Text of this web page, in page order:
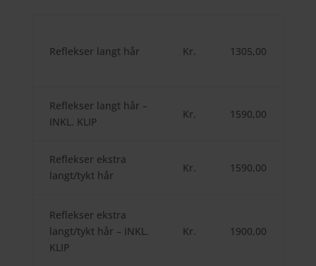
Reflekser langt hår Kr. 1305,00
Reflekser langt hår –
INKL. KLIP
Kr. 1590,00
Reflekser ekstra
langt/tykt hår
Kr. 1590,00
Reflekser ekstra
langt/tykt hår – INKL.
KLIP
Kr. 1900,00